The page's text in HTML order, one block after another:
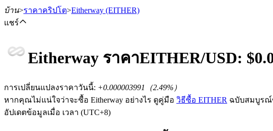
บ้าน>ราคาคริปโต>Eitherway (EITHER)
แชร์
Eitherway ราคาEITHER/USD: $
การเปลี่ยนแปลงราคาวันนี้: +0.000003991 （2.49%）
หากคุณไม่แน่ใจว่าจะซื้อ Eitherway อย่างไร ดูคู่มือ วิธีซื้อ EITHER ฉบับสมบูรณ์
อัปเดตข้อมูลเมื่อ เวลา (UTC+8)